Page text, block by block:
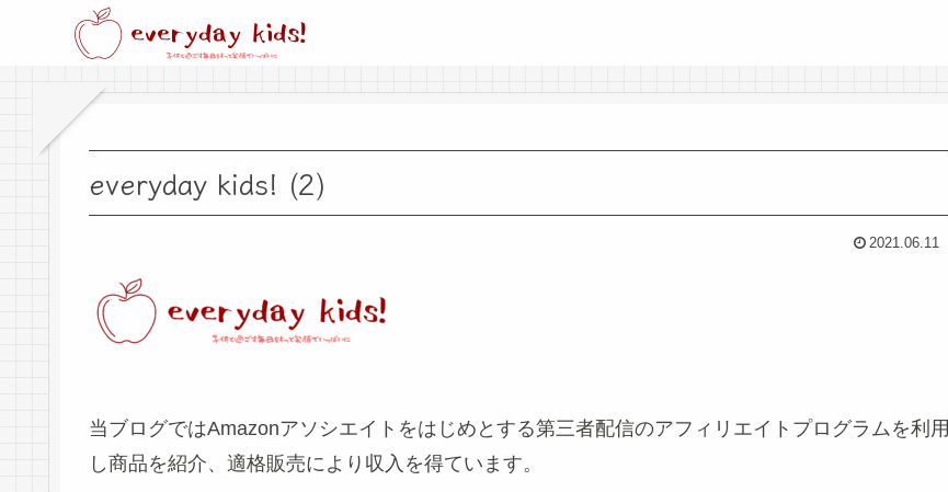
everyday kids! (2)
2021.06.11
当ブログではAmazonアソシエイトをはじめとする第三者配信のアフィリエイトプログラムを利用
し商品を紹介、適格販売により収入を得ています。